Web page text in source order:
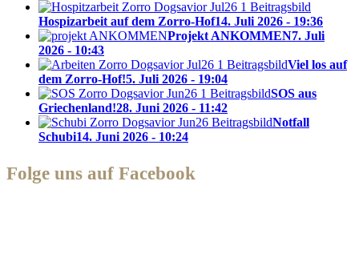
Hospizarbeit auf dem Zorro-Hof14. Juli 2026 - 19:36
Projekt ANKOMMEN7. Juli
2026 - 10:43
Viel los auf
dem Zorro-Hof!5. Juli 2026 - 19:04
SOS aus
Griechenland!28. Juni 2026 - 11:42
Notfall
Schubi14. Juni 2026 - 10:24
Folge uns auf Facebook